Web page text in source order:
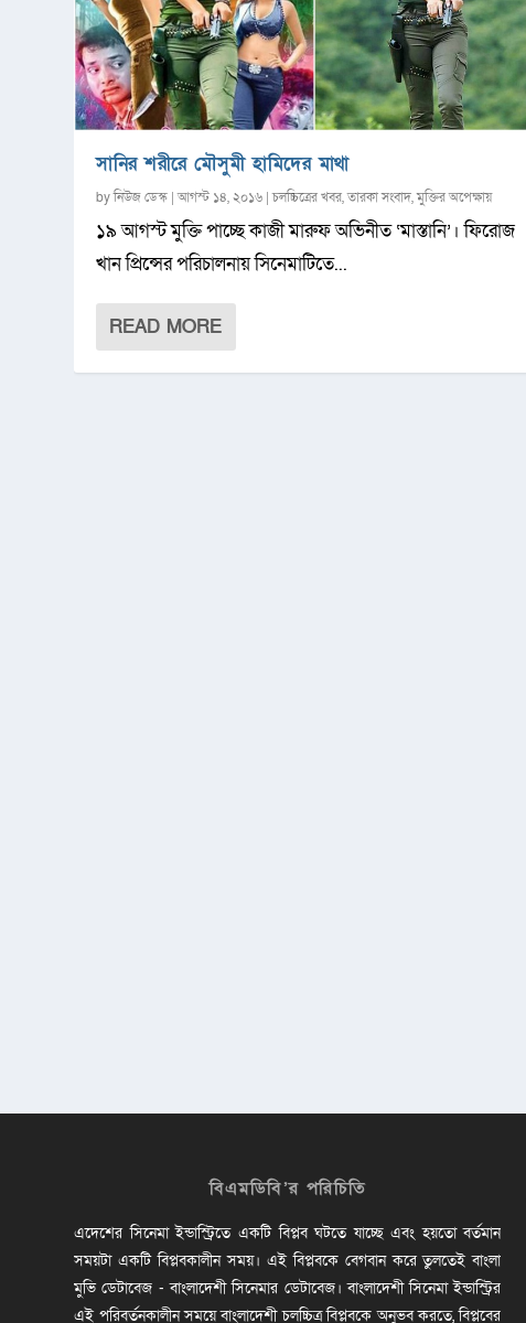
সানির শরীরে মৌসুমী হামিদের মাথা
byনিউজ ডেস্ক |আগস্ট ১৪, ২০১৬ |চলচ্চিত্রের খবর,তারকা সংবাদ,মুক্তির অপেক্ষায়
১৯ আগস্ট মুক্তি পাচ্ছে কাজী মারুফ অভিনীত ‘মাস্তানি’। ফিরোজ
খান প্রিন্সের পরিচালনায় সিনেমাটিতে...
READ MORE
বিএমডিবি’র পরিচিতি
এদেশের সিনেমা ইন্ডাস্ট্রিতে একটি বিপ্লব ঘটতে যাচ্ছে এবং হয়তো বর্তমান
সময়টা একটি বিপ্লবকালীন সময়। এই বিপ্লবকে বেগবান করে তুলতেই বাংলা
মুভি ডেটাবেজ - বাংলাদেশী সিনেমার ডেটাবেজ। বাংলাদেশী সিনেমা ইন্ডাস্ট্রির
এই পরিবর্তনকালীন সময়ে বাংলাদেশী চলচ্চিত্র বিপ্লবকে অনুভব করতে, বিপ্লবের